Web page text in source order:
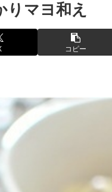
マヨ和え
コピー